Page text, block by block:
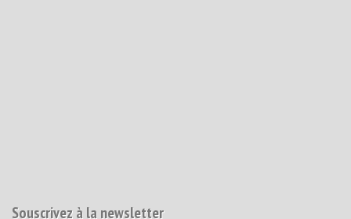
Souscrivez à la newsletter